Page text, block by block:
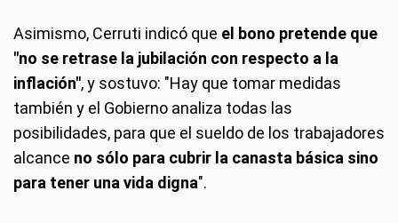
Asimismo, Cerruti indicó que el bono pretende que
"no se retrase la jubilación con respecto a la
inflación", y sostuvo: "Hay que tomar medidas
también y el Gobierno analiza todas las
posibilidades, para que el sueldo de los trabajadores
alcance no sólo para cubrir la canasta básica sino
para tener una vida digna".